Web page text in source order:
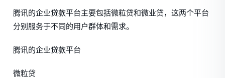
腾讯的企业贷款平台主要包括微粒贷和微业贷，这两个平台
分别服务于不同的用户群体和需求。
腾讯的企业贷款平台
微粒贷